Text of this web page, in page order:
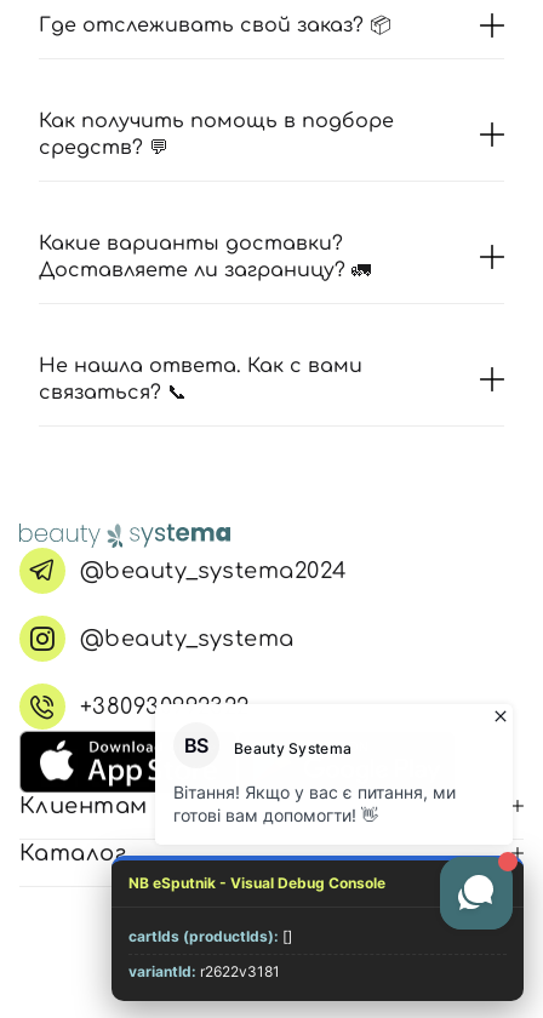
Где отслеживать свой заказ? 📦
Как получить помощь в подборе
средств? 💬
Какие варианты доставки?
Доставляете ли заграницу? 🚛
Не нашла ответа. Как с вами
связаться? 📞
@beauty_systema2024
@beauty_systema
+380930992322
Клиентам
Каталог
© 2026 Все права защищены
NB eSputnik - Visual Debug Console
cartIds (productIds): []
variantId: r2622v3181